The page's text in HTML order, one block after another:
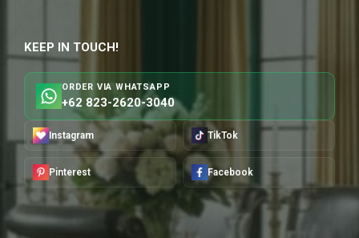
KEEP IN TOUCH!
ORDER VIA WHATSAPP
+62 823-2620-3040
Instagram TikTok
Pinterest Facebook